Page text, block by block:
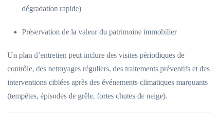
dégradation rapide)
Préservation de la valeur du patrimoine immobilier
Un plan d’entretien peut inclure des visites périodiques de
contrôle, des nettoyages réguliers, des traitements préventifs et des
interventions ciblées après des événements climatiques marquants
(tempêtes, épisodes de grêle, fortes chutes de neige).